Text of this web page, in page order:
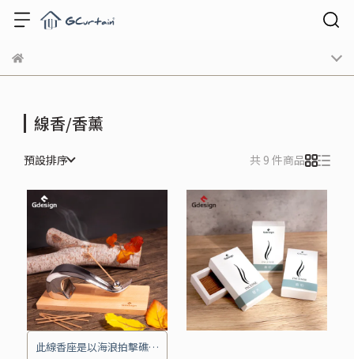
線香/香薰
預設排序 共 9 件商品
此線香座是以海浪拍擊礁岩